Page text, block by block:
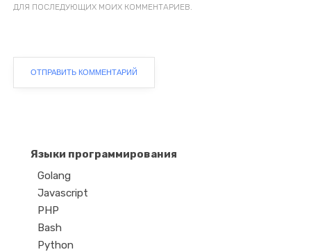
ДЛЯ ПОСЛЕДУЮЩИХ МОИХ КОММЕНТАРИЕВ.
Языки программирования
Golang
Javascript
PHP
Bash
Python